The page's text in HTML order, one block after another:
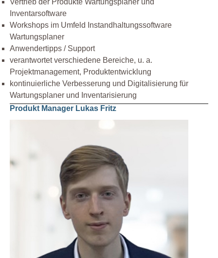
Inventarsoftware
Workshops im Umfeld Instandhaltungssoftware
Wartungsplaner
Anwendertipps / Support
verantwortet verschiedene Bereiche, u. a.
Projektmanagement, Produktentwicklung
kontinuierliche Verbesserung und Digitalisierung für
Wartungsplaner und Inventarisierung
Produkt Manager Lukas Fritz